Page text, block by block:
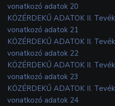
vonatkozó adatok 20
KÖZÉRDEKŰ ADATOK II.
vonatkozó adatok 21
KÖZÉRDEKŰ ADATOK II.
vonatkozó adatok 22
KÖZÉRDEKŰ ADATOK II.
vonatkozó adatok 23
KÖZÉRDEKŰ ADATOK II.
vonatkozó adatok 24